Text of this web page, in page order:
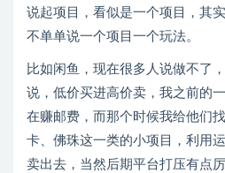
说起项目，看似是一个项目，其
不单单说一个项目一个玩法。
比如闲鱼，现在很多人说做不了
说，低价买进高价卖，我之前的
在赚邮费，而那个时候我给他们
卡、佛珠这一类的小项目，利用
卖出去，当然后期平台打压有点